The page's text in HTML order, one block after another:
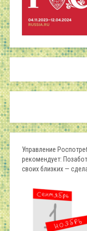
Управление
рекомендует:
своих близких —